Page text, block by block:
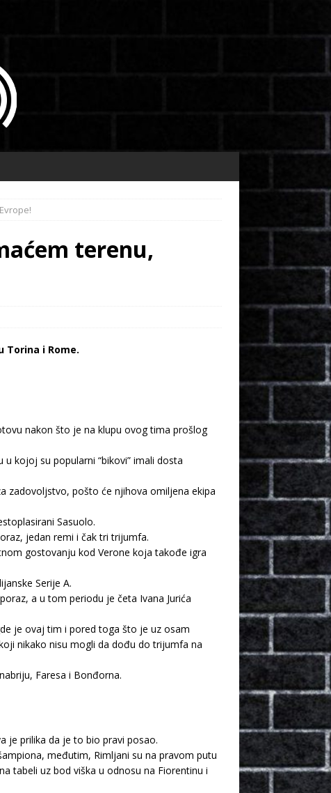
terenu,
Torina i Rome.
nakon što je na klupu ovog tima prošlog
kojoj su popularni “bikovi” imali dosta
zadovoljstvo, pošto će njihova omiljena ekipa
Sasuolo.
jedan remi i čak tri trijumfa.
gostovanju kod Verone koja takođe igra
Serije A.
a u tom periodu je četa Ivana Jurića
je ovaj tim i pored toga što je uz osam
nikako nisu mogli da dođu do trijumfa na
Faresa i Bonđorna.
je prilika da je to bio pravi posao.
međutim, Rimljani su na pravom putu
tabeli uz bod viška u odnosu na Fiorentinu i